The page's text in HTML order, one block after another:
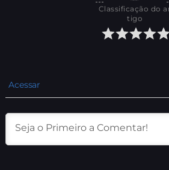
Classificação do
tigo
Acessar